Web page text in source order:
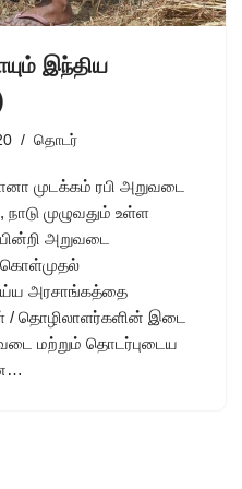
இந்திய
தொடர்
முடக்கம் ரபி அறுவடை
முழுவதும் உள்ள
அறுவடை
அரசாங்கத்தை
/ தொழிலாளர்களின் இடை
மற்றும் தொடர்புடைய